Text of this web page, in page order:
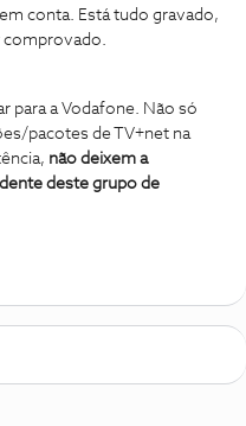
conta. Está tudo gravado,
comprovado.
para a Vodafone. Não só
pacotes de TV+net na
não deixem a
deste grupo de